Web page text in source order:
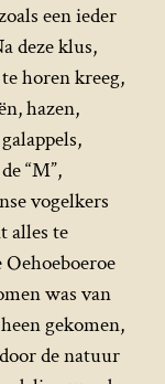
een ieder
deze klus,
horen kreeg,
hazen,
“M”,
vogelkers
alles te
was van
gekomen,
de natuur